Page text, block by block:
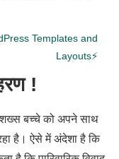
Templates and
Layouts⚡
!
शख्स बच्चे को अपने साथ
है। ऐसे में अंदेशा है कि